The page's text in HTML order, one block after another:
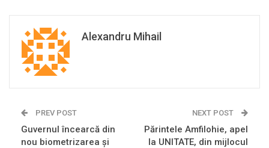
Alexandru Mihail
PREV POST
Guvernul încearcă din
nou biometrizarea și
NEXT POST
Părintele Amfilohie, apel
la UNITATE, din mijlocul